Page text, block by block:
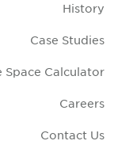
History
Case Studies
Space Calculator
Careers
Contact Us